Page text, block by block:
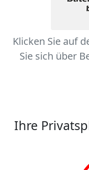
Klicken Sie auf
Sie sich über
Ihre